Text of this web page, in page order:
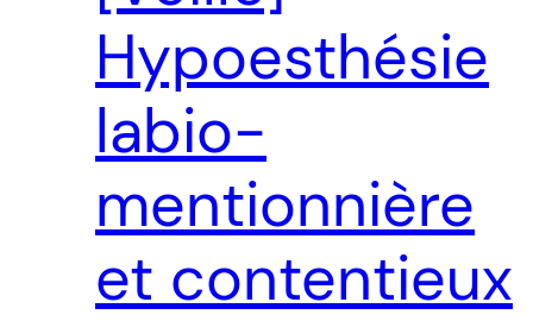
Hypoesthésie
labio-
mentionnière
et contentieux